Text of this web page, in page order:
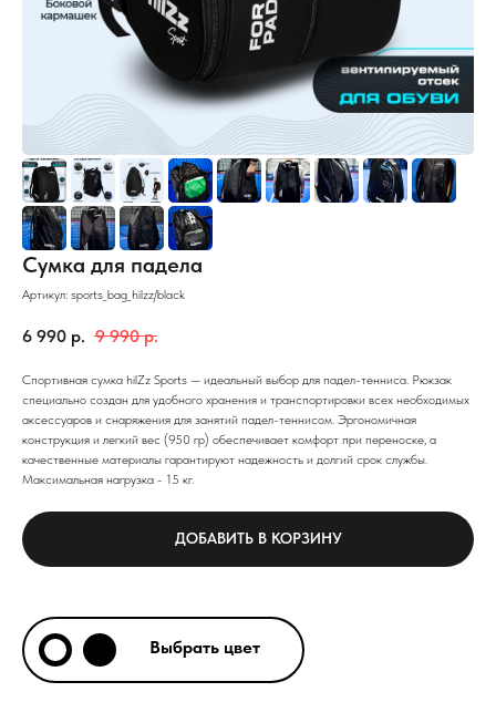
Сумка для падела
Артикул: sports_bag_hilzz/black
6 990 р. 9 990 р.
Спортивная сумка hilZz Sports — идеальный выбор для падел-тенниса. Рюкзак
специально создан для удобного хранения и транспортировки всех необходимых
аксессуаров и снаряжения для занятий падел-теннисом. Эргономичная
конструкция и легкий вес (950 гр) обеспечивает комфорт при переноске, а
качественные материалы гарантируют надежность и долгий срок службы.
Максимальная нагрузка - 15 кг.
ДОБАВИТЬ В КОРЗИНУ
Выбрать цвет